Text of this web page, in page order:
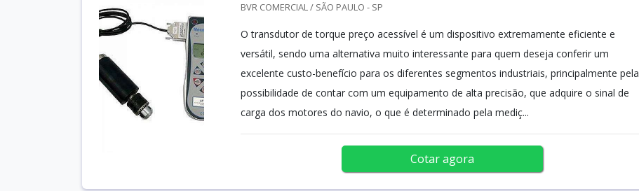
BVR COMERCIAL / SÃO PAULO - SP
O transdutor de torque preço acessível é um dispositivo extremamente eficiente e
versátil, sendo uma alternativa muito interessante para quem deseja conferir um
excelente custo-benefício para os diferentes segmentos industriais, principalmente pela
possibilidade de contar com um equipamento de alta precisão, que adquire o sinal de
carga dos motores do navio, o que é determinado pela mediç...
Cotar agora